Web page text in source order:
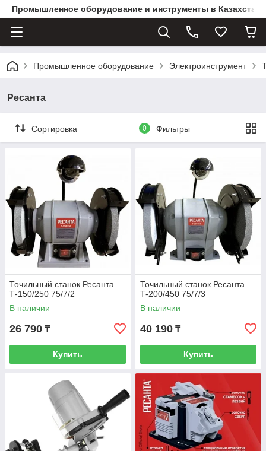
Промышленное оборудование и инструменты в
Промышленное оборудование Электроинструмент
Ресанта
Сортировка 0 Фильтры
Точильный станок Ресанта
Т-150/250 75/7/2
В наличии
26 790 ₸
Купить
Точильный станок Ресанта
Т-200/450 75/7/3
В наличии
40 190 ₸
Купить